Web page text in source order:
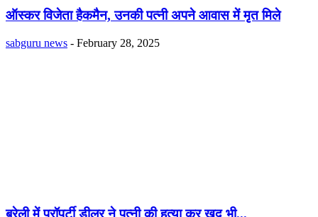
ऑस्कर विजेता हैकमैन, उनकी पत्नी अपने आवास में मृत मिले
sabguru news - February 28, 2025
बरेली में प्रॉपर्टी डीलर ने पत्नी की हत्या कर खुद भी...